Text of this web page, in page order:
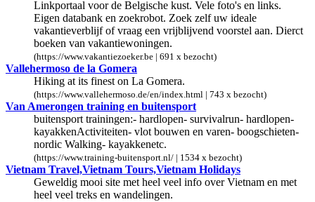
Linkportaal voor de Belgische kust. Vele foto's en links.
Eigen databank en zoekrobot. Zoek zelf uw ideale
vakantieverblijf of vraag een vrijblijvend voorstel aan. Dierct
boeken van vakantiewoningen.
(https://www.vakantiezoeker.be | 691 x bezocht)
Vallehermoso de la Gomera
Hiking at its finest on La Gomera.
(https://www.vallehermoso.de/en/index.html | 743 x bezocht)
Van Amerongen training en buitensport
buitensport trainingen:- hardlopen- survivalrun- hardlopen-
kayakkenActiviteiten- vlot bouwen en varen- boogschieten-
nordic Walking- kayakkenetc.
(https://www.training-buitensport.nl/ | 1534 x bezocht)
Vietnam Travel,Vietnam Tours,Vietnam Holidays
Geweldig mooi site met heel veel info over Vietnam en met
heel veel treks en wandelingen.